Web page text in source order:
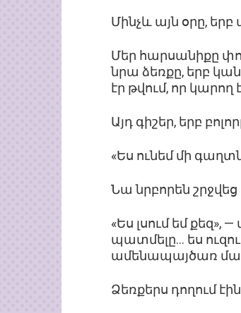
Մինչև այն օրը,
Մեր հարսանիքը
նրա ձեռքը, երբ
էր թվում, որ կարող
Այդ գիշեր, երբ
«Ես ունեմ մի
Նա նրբորեն
«Ես լսում եմ
պատմելը… ես
ամենապայծառ
Ձեռքերս դողում